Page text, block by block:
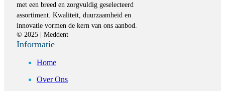
met een breed en zorgvuldig geselecteerd
assortiment. Kwaliteit, duurzaamheid en
innovatie vormen de kern van ons aanbod.
© 2025 | Meddent
Informatie
Home
Over Ons